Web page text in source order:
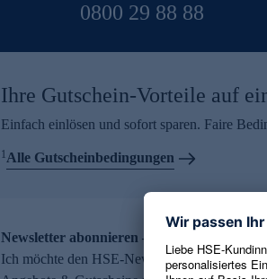
0800 29 88 88
Ihre Gutschein-Vorteile auf
Einfach einlösen und sofort sparen. Faire
1Alle Gutscheinbedingungen
Newsletter abonnieren – 10 € Gutschein
Ich möchte den HSE-Newsletter abonnieren